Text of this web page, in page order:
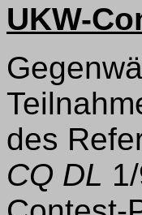
UKW-
des
CQ DL